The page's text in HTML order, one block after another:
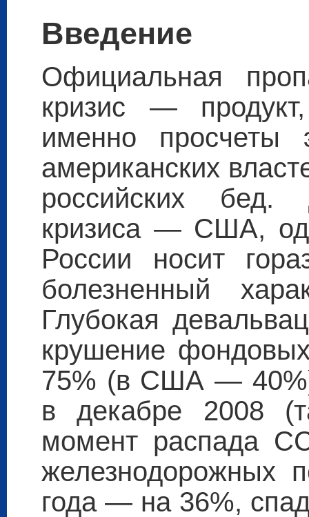
Введение
Официальная
кризис —
именно просчеты
американских
российских бед.
кризиса — США,
России носит
болезненный
Глубокая
крушение
75% (в США —
в декабре 2008
момент распада
железнодорожных
года — на 36%,